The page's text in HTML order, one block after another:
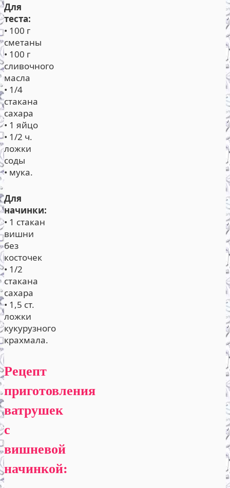
Для
теста:
• 100 г
сметаны
• 100 г
сливочного
масла
• 1/4
стакана
сахара
• 1 яйцо
• 1/2 ч.
ложки
соды
• мука.
Для
начинки:
• 1 стакан
вишни
без
косточек
• 1/2
стакана
сахара
• 1,5 ст.
ложки
кукурузного
крахмала.
Рецепт
приготовления
ватрушек
с
вишневой
начинкой: